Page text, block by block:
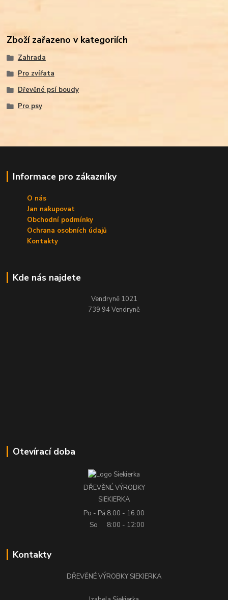
Zboží zařazeno v kategoriích
Zahrada
Pro zvířata
Dřevěné psí boudy
Pro psy
Informace pro zákazníky
O nás
Jan nakupovat
Obchodní podmínky
Ochrana osobních údajů
Kontakty
Kde nás najdete
Vendryně 1021
739 94 Vendryně
Otevírací doba
DŘEVĚNÉ VÝROBKY
SIEKIERKA
Po - Pá 8:00 - 16:00
So
8:00 - 12:00
Kontakty
DŘEVĚNÉ VÝROBKY SIEKIERKA